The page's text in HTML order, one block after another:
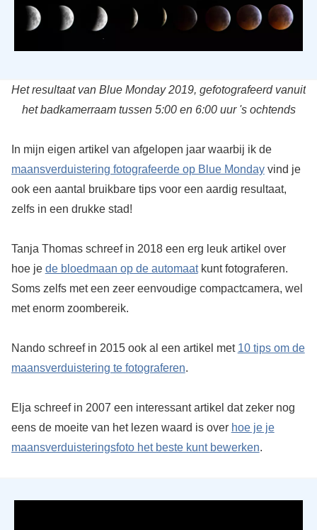
Het resultaat van Blue Monday 2019, gefotografeerd vanuit
het badkamerraam tussen 5:00 en 6:00 uur 's ochtends
In mijn eigen artikel van afgelopen jaar waarbij ik de
maansverduistering fotografeerde op Blue Mondayvind je
ook een aantal bruikbare tips voor een aardig resultaat,
zelfs in een drukke stad!
Tanja Thomas schreef in 2018 een erg leuk artikel over
hoe je de bloedmaan op de automaatkunt fotograferen.
Soms zelfs met een zeer eenvoudige compactcamera, wel
met enorm zoombereik.
Nando schreef in 2015 ook al een artikel met 10 tips om de
maansverduistering te fotograferen.
Elja schreef in 2007 een interessant artikel dat zeker nog
eens de moeite van het lezen waard is over hoe je je
maansverduisteringsfoto het beste kunt bewerken.